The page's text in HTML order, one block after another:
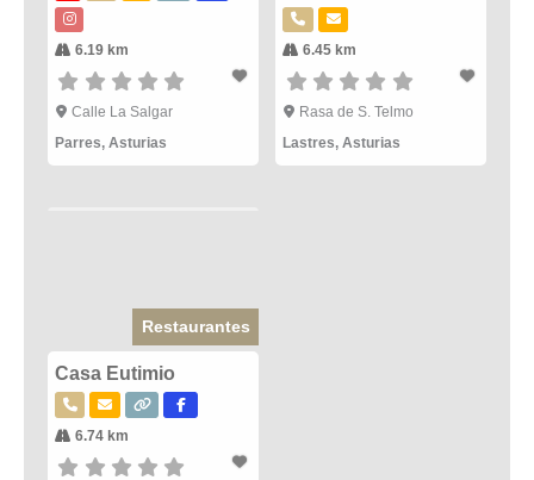
6.19 km
Calle La Salgar
Parres, Asturias
6.45 km
Rasa de S. Telmo
Lastres,Asturias
Restaurantes
Casa Eutimio
6.74 km